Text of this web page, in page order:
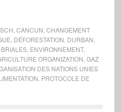
CANCUN CHANGEMENT
DÉFORESTATION DURBAN
, ENVIRONNEMENT,
ORGANIZATION GAZ
DES NATIONS UNIES
PROTOCOLE DE